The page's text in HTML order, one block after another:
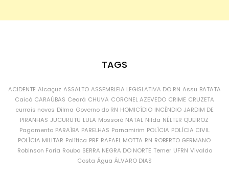
TAGS
ACIDENTE Alcaçuz ASSALTO ASSEMBLEIA LEGISLATIVA DO RN Assu BATATA
Caicó CARAÚBAS Ceará CHUVA CORONEL AZEVEDO CRIME CRUZETA
currais novos Dilma Governo do RN HOMICÍDIO INCÊNDIO JARDIM DE
PIRANHAS JUCURUTU LULA Mossoró NATAL Nilda NÉLTER QUEIROZ
Pagamento PARAÍBA PARELHAS Parnamirim POLÍCIA POLÍCIA CIVIL
POLÍCIA MILITAR Política PRF RAFAEL MOTTA RN ROBERTO GERMANO
Robinson Faria Roubo SERRA NEGRA DO NORTE Temer UFRN Vivaldo
Costa Água ÁLVARO DIAS